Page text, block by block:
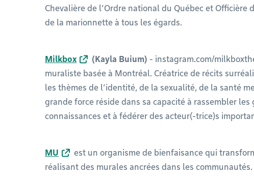
Chevalière de l’Ordre national du Québec et Officière
de la marionnette à tous les égards.
Milkbox (Kayla Buium) - instagram.com/
muraliste basée à Montréal. Créatrice de récits
les thèmes de l’identité, de la sexualité, de la santé
grande force réside dans sa capacité à rassembler les
connaissances et à fédérer des acteur(-trice)s
MU
est un organisme de bienfaisance qui
réalisant des murales ancrées dans les